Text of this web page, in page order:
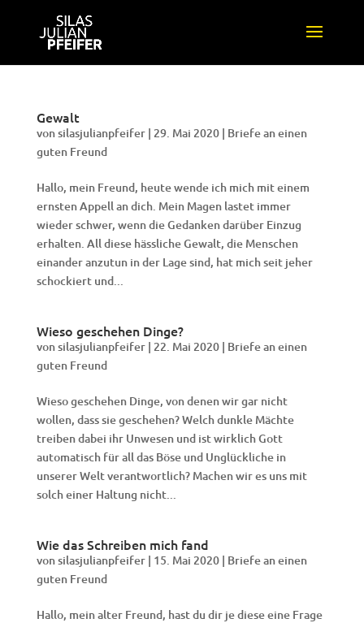
Gewalt
vonsilasjulianpfeifer| 29. Mai 2020| Briefe an einen
guten Freund
Hallo, mein Freund, heute wende ich mich mit einem
ernsten Appell an dich. Mein Magen lastet immer
wieder schwer, wenn die Gedanken darüber Einzug
erhalten. All diese hässliche Gewalt, die Menschen
einander anzutun in der Lage sind, hat mich seit jeher
schockiert und...
Wieso geschehen Dinge?
vonsilasjulianpfeifer| 22. Mai 2020| Briefe an einen
guten Freund
Wieso geschehen Dinge, von denen wir gar nicht
wollen, dass sie geschehen? Welch dunkle Mächte
treiben dabei ihr Unwesen und ist wirklich Gott
automatisch für all das Böse und Unglückliche in
unserer Welt verantwortlich? Machen wir es uns mit
solch einer Haltung nicht...
Wie das Schreiben mich fand
vonsilasjulianpfeifer| 15. Mai 2020| Briefe an einen
guten Freund
Hallo, mein alter Freund, hast du dir je diese eine Frage